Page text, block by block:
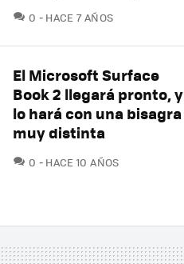
0 COMENTARIOS
HACE 7 AÑOS
El Microsoft Surface
Book 2 llegará pronto, y
lo hará con una bisagra
muy distinta
0 COMENTARIOS
HACE 10 AÑOS